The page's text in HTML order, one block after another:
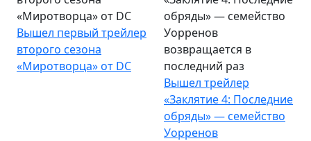
«Миротворца» от DC
Вышел первый трейлер
второго сезона
«Миротворца» от DC
обряды» — семейство
Уорренов
возвращается в
последний раз
Вышел трейлер
«Заклятие 4: Последние
обряды» — семейство
Уорренов